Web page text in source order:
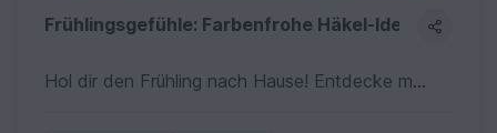
Frühlingsgefühle: Farbenfrohe Häkel-Ideen für
Hol dir den Frühling nach Hause! Entdecke meine kunterbunten Anleitungen für süße Osterhasen, freche Küken und praktische Deko-Ideen wie Eierbecher oder Pralinenhüllen. Perfekt, um dein Zuhause aufzufrischen oder bunte Ostergrüße zu verschenken!